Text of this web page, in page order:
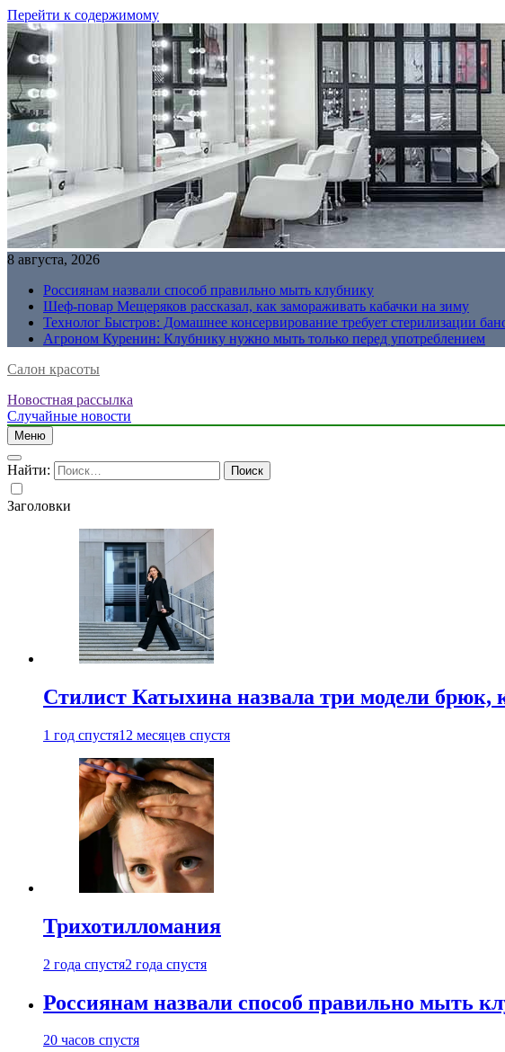
Перейти к содержимому
8 августа, 2026
Россиянам назвали способ правильно мыть клубнику
Шеф-повар Мещеряков рассказал, как замораживать кабачки на зиму
Технолог Быстров: Домашнее консервирование требует стерилизации
Агроном Куренин: Клубнику нужно мыть только перед употреблением
Салон красоты
Новостная рассылка
Случайные новости
Меню
Найти:
Заголовки
Стилист Катыхина назвала три модели брюк,
1 год спустя12 месяцев спустя
Трихотилломания
2 года спустя2 года спустя
Россиянам назвали способ правильно мыть
20 часов спустя